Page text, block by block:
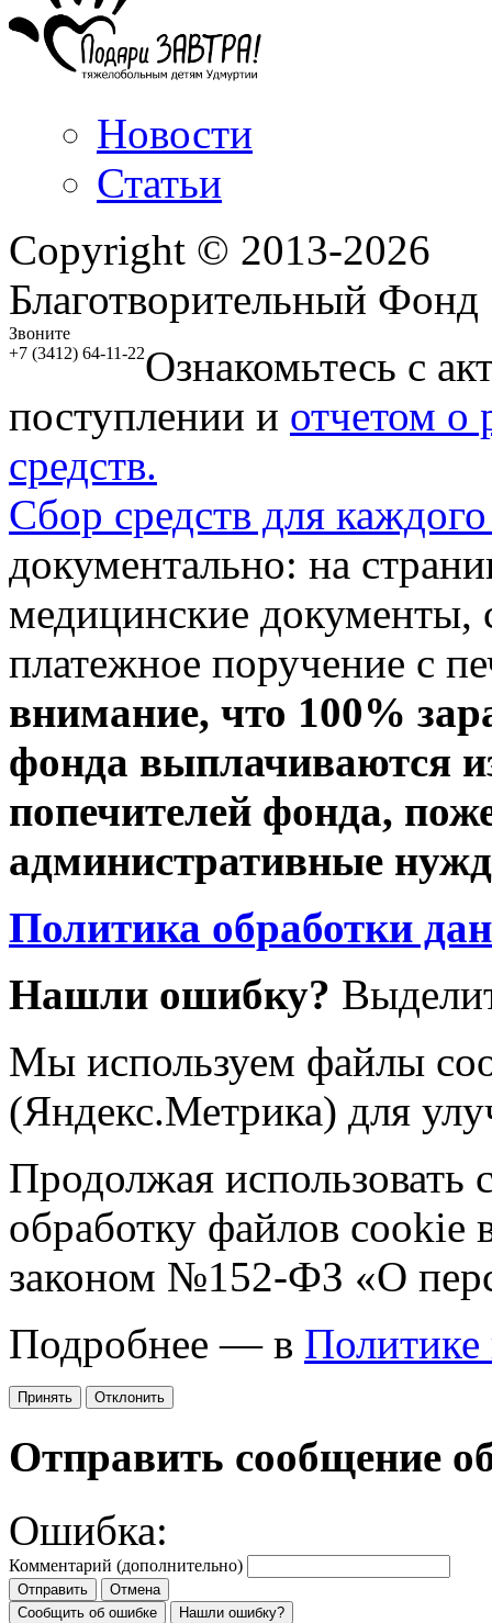
Новости
Статьи
Copyright © 2013-2026
Благотворительный
Звоните
+7 (3412) 64-11-22Ознакомьтесь с
поступлении и отчетом о
средств.
Сбор средств для
документально: на
медицинские документы,
платежное поручение с
внимание, что 100%
фонда выплачиваются
попечителей фонда,
административные
Политика обработки
Нашли ошибку?
Мы используем файлы
(Яндекс.Метрика) для
Продолжая использовать
обработку файлов cookie
законом №152-ФЗ «О
Подробнее — в Политике
Принять Отклонить
Отправить сообщение
Ошибка:
Комментарий (дополнительно)
Отправить
Отмена
Сообщить об ошибке
Нашли ошибку?